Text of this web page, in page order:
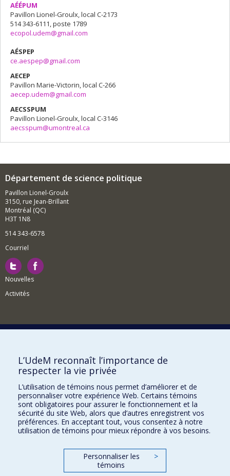
AÉÉPUM
Pavillon Lionel-Groulx, local C-2173
514 343-6111, poste 1789
ecopol.udem@gmail.com
AÉSPEP
ce.aespep@gmail.com
AECEP
Pavillon Marie-Victorin, local C-266
aecep.udem@gmail.com
AECSSPUM
Pavillon Lionel-Groulx, local C-3146
aecsspum@umontreal.ca
Département de science politique
Pavillon Lionel-Groulx
3150, rue Jean-Brillant
Montréal (QC)
H3T 1N8
514 343-6578
Courriel
Nouvelles
Activités
Comment soutenir le Département?
BESOIN D'AIDE?
Plan du site
Signaler une erreur
Accessibilité
FACULTÉ DES ARTS ET DES SCIENCES
Nos départements et écoles
L’UdeM reconnaît l’importance de
respecter la vie privée
L’utilisation de témoins nous permet d’améliorer et de
personnaliser votre expérience Web. Certains témoins
sont obligatoires pour assurer le fonctionnement et la
sécurité du site Web, alors que d’autres enregistrent vos
préférences. En acceptant tout, vous consentez à notre
utilisation de témoins pour mieux répondre à vos besoins.
Personnaliser les
témoins
>